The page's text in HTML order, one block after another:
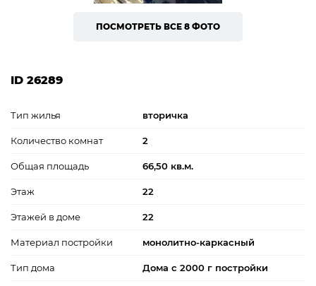
ПОСМОТРЕТЬ ВСЕ 8 ФОТО
ID 26289
Тип жилья вторичка
Количество комнат 2
Общая площадь 66,50 кв.м.
Этаж 22
Этажей в доме 22
Материал постройки монолитно-каркасный
Тип дома Дома с 2000 г постройки